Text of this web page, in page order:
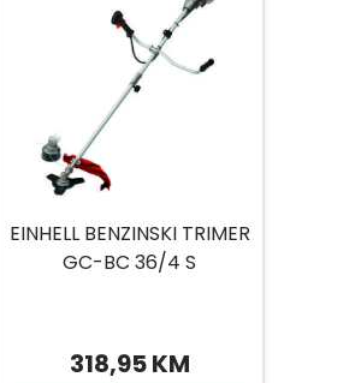
EINHELL BENZINSKI TRIMER
GC-BC 36/4 S
318,95 KM